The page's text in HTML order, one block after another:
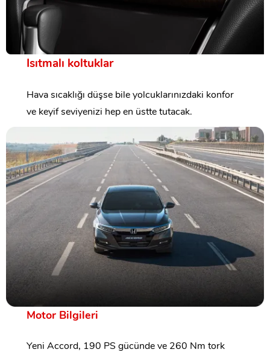
Isıtmalı koltuklar
Hava sıcaklığı düşse bile yolcuklarınızdaki konfor
ve keyif seviyenizi hep en üstte tutacak.
Motor Bilgileri
Yeni Accord, 190 PS gücünde ve 260 Nm tork